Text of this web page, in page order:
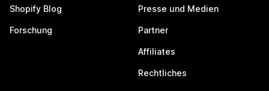
Shopify Blog
Forschung
Presse und Medien
Partner
Affiliates
Rechtliches